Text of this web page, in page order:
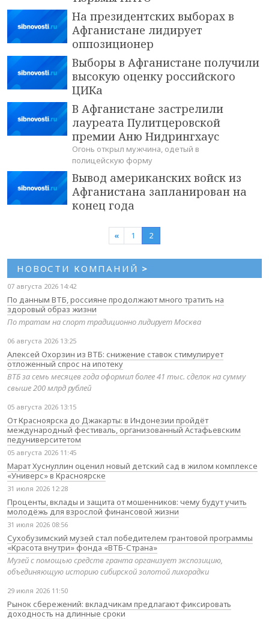
На президентских выборах в
Афганистане лидирует
оппозиционер
Выборы в Афганистане получили
высокую оценку российского
ЦИКа
В Афганистане застрелили
лауреата Пулитцеровской
премии Аню Нидрингхаус
Огонь открыл мужчина, одетый в
полицейскую форму
Вывод американских войск из
Афганистана запланирован на
конец года
« 1 2
НОВОСТИ КОМПАНИЙ >
07 августа 2026 14:42
По данным ВТБ, россияне продолжают много тратить на
здоровый образ жизни
По тратам на спорт традиционно лидирует Москва
06 августа 2026 13:25
Алексей Охорзин из ВТБ: снижение ставок стимулирует
отложенный спрос на ипотеку
ВТБ за семь месяцев года оформил более 41 тыс. сделок на сумму
свыше 200 млрд рублей
05 августа 2026 13:15
От Красноярска до Джакарты: в Индонезии пройдёт
международный фестиваль, организованный Астафьевским
педуниверситетом
05 августа 2026 11:45
Марат Хуснуллин оценил новый детский сад в жилом комплексе
«Универс» в Красноярске
31 июля 2026 12:28
Проценты, вклады и защита от мошенников: чему будут учить
молодёжь для взрослой финансовой жизни
31 июля 2026 08:56
Сухобузимский музей стал победителем грантовой программы
«Красота внутри» фонда «ВТБ-Страна»
Музей с помощью средств гранта организует экспозицию,
объединяющую историю сибирской золотой лихорадки
29 июля 2026 11:50
Рынок сбережений: вкладчикам предлагают фиксировать
доходность на длинные сроки